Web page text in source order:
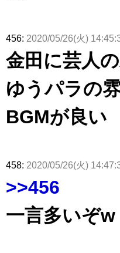
456: 2020/05/26(火)
金田に芸人
ゆうパラの
BGMが良い
458: 2020/05/26(火)
>>456
一言多いぞw